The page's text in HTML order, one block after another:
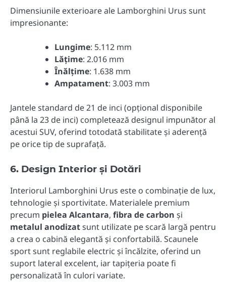
Dimensiunile exterioare ale Lamborghini Urus sunt
impresionante:
Lungime: 5.112 mm
Lățime: 2.016 mm
Înălțime: 1.638 mm
Ampatament: 3.003 mm
Jantele standard de 21 de inci (opțional disponibile
până la 23 de inci) completează designul impunător al
acestui SUV, oferind totodată stabilitate și aderență
pe orice tip de suprafață.
6. Design Interior și Dotări
Interiorul Lamborghini Urus este o combinație de lux,
tehnologie și sportivitate. Materialele premium
precum pielea Alcantara, fibra de carbon și
metalul anodizatsunt utilizate pe scară largă pentru
a crea o cabină elegantă și confortabilă. Scaunele
sport sunt reglabile electric și încălzite, oferind un
suport lateral excelent, iar tapițeria poate fi
personalizată în culori variate.